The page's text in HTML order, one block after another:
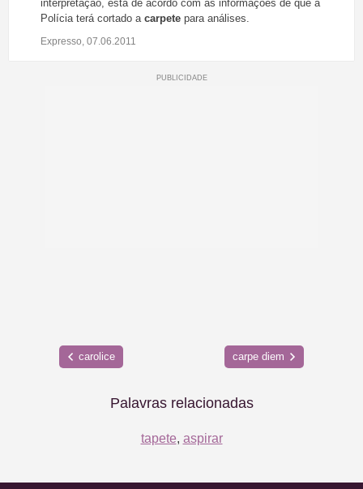
interpretação, está de acordo com as informações de que a
Polícia terá cortado a carpete para análises.
Expresso, 07.06.2011
carolice carpe diem
Palavras relacionadas
tapete, aspirar